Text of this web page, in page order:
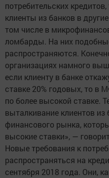
потребительских
клиенты из банков в
том числе в
ломбарды. На них
распространяются.
организациях намного
если клиенту в банке
ставке 20% годовых, то в
по более высокой ставке.
выталкивание клиентов из
финансового рынка,
высокие ставки», —
Новые требования к
распространяться на
сентября 2018 года. Они,